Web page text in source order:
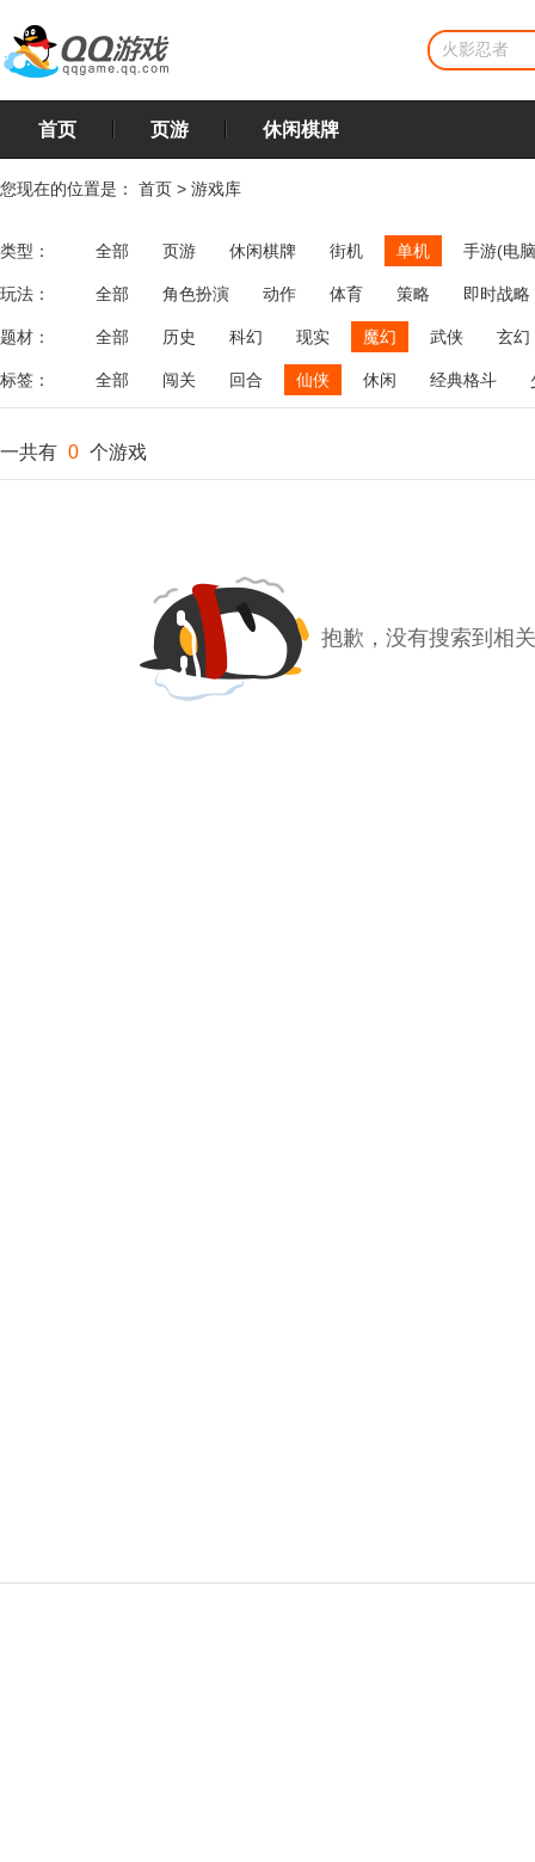
首页 页游 休闲棋牌
您现在的位置是： 首页 > 游戏库
类型： 全部 页游 休闲棋牌 街机 单机 手游(电
玩法： 全部 角色扮演 动作 体育 策略
即时战略
飞行
恋爱 第三人称射击 棋类 牌类 麻将
题材： 全部 历史 科幻 现实 魔幻 武侠 玄幻
标签： 全部 闯关 回合 仙侠 休闲 经典格斗
一共有 0 个游戏
抱歉，没有搜索到相